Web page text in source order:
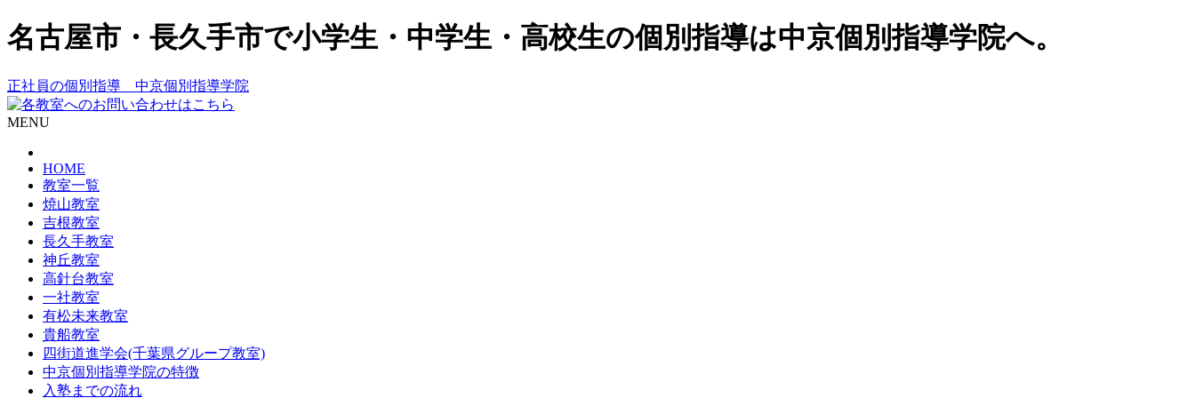
名古屋市・長久手市で小学生・中学生・高校生の個別指導は中京個別指導学院へ。
正社員の個別指導 中京個別指導学院
MENU
HOME
教室一覧
焼山教室
吉根教室
長久手教室
神丘教室
高針台教室
一社教室
有松未来教室
貴船教室
四街道進学会(千葉県グループ教室)
中京個別指導学院の特徴
入塾までの流れ